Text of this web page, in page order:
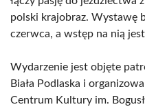
polski krajobraz. Wystawę
czerwca, a wstęp na nią
Wydarzenie jest objęte
Biała Podlaska i
Centrum Kultury im.